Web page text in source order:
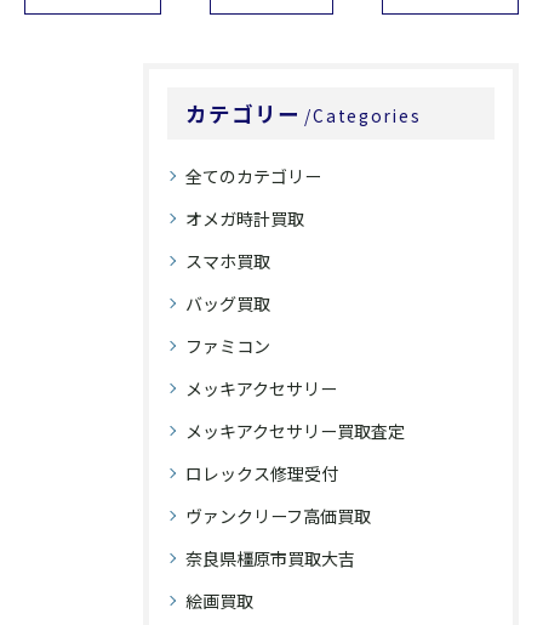
カテゴリー Categories
全てのカテゴリー
オメガ時計買取
スマホ買取
バッグ買取
ファミコン
メッキアクセサリー
メッキアクセサリー買取査定
ロレックス修理受付
ヴァンクリーフ高価買取
奈良県橿原市買取大吉
絵画買取